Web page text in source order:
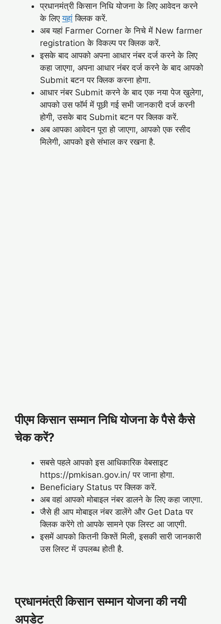
प्रधानमंत्री किसान निधि योजना के लिए आवेदन करने
के लिएयहां क्लिक करें.
अब यहां Farmer Corner के निचे में New farmer
registration के विकल्प पर क्लिक करें.
इसके बाद आपको अपना आधार नंबर दर्ज करने के लिए
कहा जाएगा, अपना आधार नंबर दर्ज करने के बाद आपको
Submit बटन पर क्लिक करना होगा.
आधार नंबर Submit करने के बाद एक नया पेज खुलेगा,
आपको उस फॉर्म में पूछी गई सभी जानकारी दर्ज करनी
होगी, उसके बाद Submit बटन पर क्लिक करें.
अब आपका आवेदन पूरा हो जाएगा, आपको एक रसीद
मिलेगी, आपको इसे संभाल कर रखना है.
पीएम किसान सम्मान निधि योजना के पैसे कैसे
चेक करें?
सबसे पहले आपको इस आधिकारिक वेबसाइट
https://pmkisan.gov.in/ पर जाना होगा.
Beneficiary Status पर क्लिक करें.
अब वहां आपको मोबाइल नंबर डालने के लिए कहा जाएगा.
जैसे ही आप मोबाइल नंबर डालेंगे और Get Data पर
क्लिक करेंगे तो आपके सामने एक लिस्ट आ जाएगी.
इसमें आपको कितनी किश्तें मिली, इसकी सारी जानकारी
उस लिस्ट में उपलब्ध होती है.
प्रधानमंत्री किसान सम्मान योजना की नयी
अपडेट